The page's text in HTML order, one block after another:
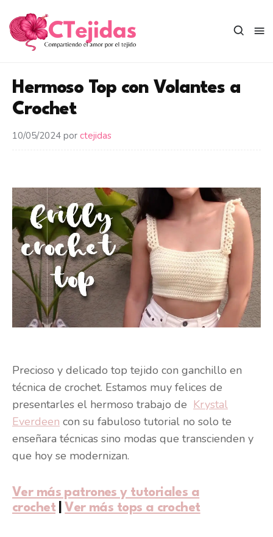
contenido
Hermoso Top con Volantes a
Crochet
10/05/2024 por ctejidas
Precioso y delicado top tejido con ganchillo en
técnica de crochet. Estamos muy felices de
presentarles el hermoso trabajo de Krystal
Everdeen con su fabuloso tutorial no solo te
enseñara técnicas sino modas que transcienden y
que hoy se modernizan.
Ver más patrones y tutoriales a
crochet| Ver más tops a crochet